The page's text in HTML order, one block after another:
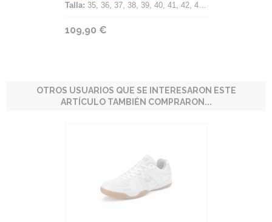
Talla: 35, 36, 37, 38, 39, 40, 41, 42, 43, 44, 45, 46, 47
109,90 €
OTROS USUARIOS QUE SE INTERESARON ESTE
ARTÍCULO TAMBIÉN COMPRARON...